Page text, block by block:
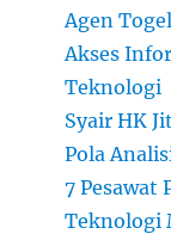
Agen
Akses
Teknologi
Syair HK
Pola
7 Pesawat
Teknologi